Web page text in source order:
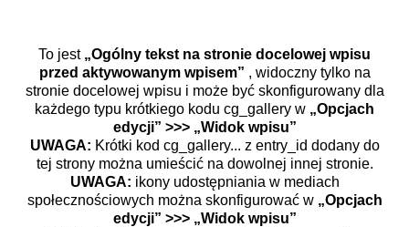
To jest „Ogólny tekst na stronie docelowej wpisu
przed aktywowanym wpisem” , widoczny tylko na
stronie docelowej wpisu i może być skonfigurowany dla
każdego typu krótkiego kodu cg_gallery w „Opcjach
edycji” >>> „Widok wpisu”
UWAGA: Krótki kod cg_gallery... z entry_id dodany do
tej strony można umieścić na dowolnej innej stronie.
UWAGA: ikony udostępniania w mediach
społecznościowych można skonfigurować w „Opcjach
edycji” >>> „Widok wpisu”